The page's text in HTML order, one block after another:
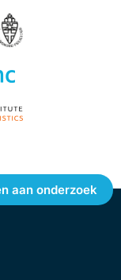
aan onderzoek